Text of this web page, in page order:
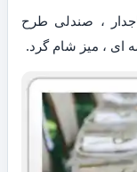
، صندلی طرح
ای ، میز شام گرد.